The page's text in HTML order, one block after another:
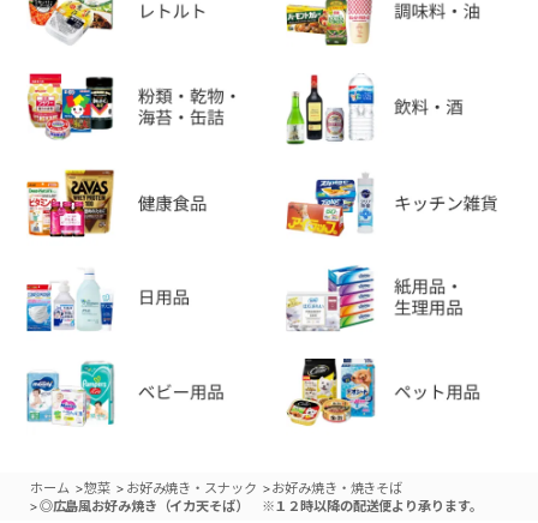
ホーム >惣菜 > お好み焼き・スナック >お好み焼き・焼きそば
>◎広島風お好み焼き（イカ天そば） ※１２時以降の配送便より承ります。